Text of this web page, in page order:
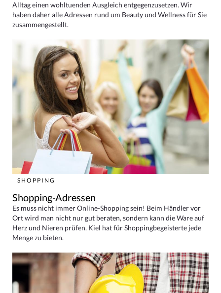
Alltag einen wohltuenden Ausgleich entgegenzusetzen. Wir
haben daher alle Adressen rund um Beauty und Wellness für Sie
zusammengestellt.
SHOPPING
Shopping-Adressen
Es muss nicht immer Online-Shopping sein! Beim Händler vor
Ort wird man nicht nur gut beraten, sondern kann die Ware auf
Herz und Nieren prüfen. Kiel hat für Shoppingbegeisterte jede
Menge zu bieten.